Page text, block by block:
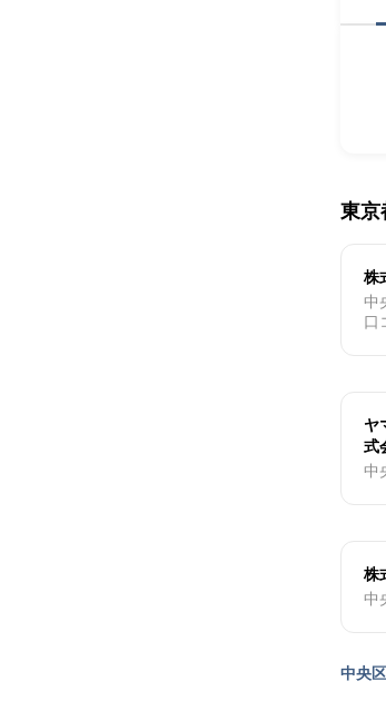
東京
株
中
口
ヤ
式
中
株
中
中央